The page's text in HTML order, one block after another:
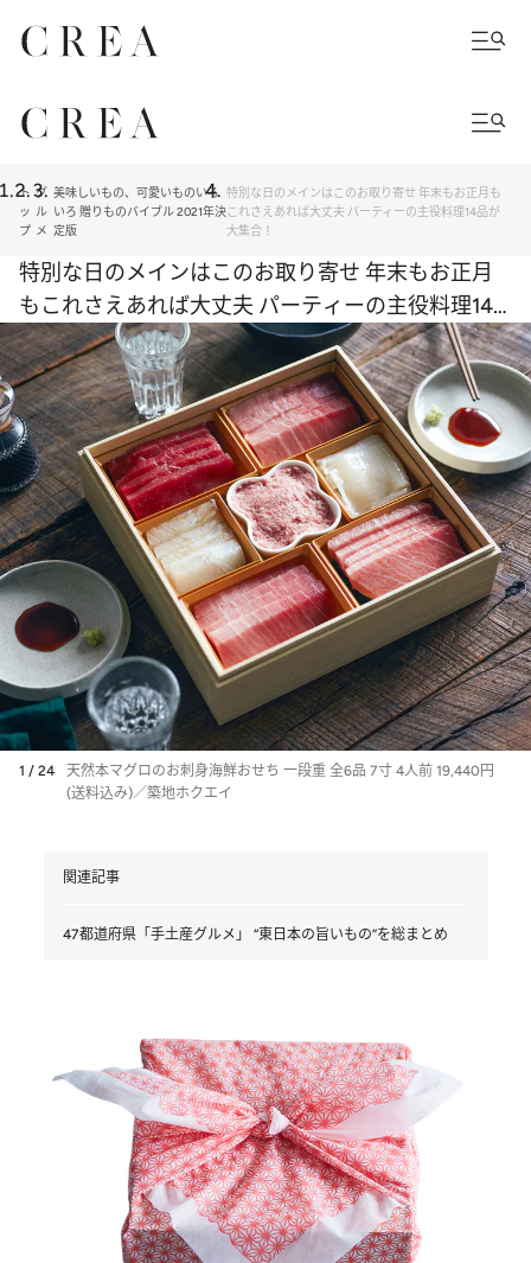
ト
ッ
プ
グ
ル
メ
美味しいもの、可愛いものいろ
いろ 贈りものバイブル 2021年決
定版
特別な日のメインはこのお取り寄せ 年末もお正月も
これさえあれば大丈夫 パーティーの主役料理14品が
大集合！
特別な日のメインはこのお取り寄せ 年末もお正月
もこれさえあれば大丈夫 パーティーの主役料理14
品が大集合！
1 / 24
天然本マグロのお刺身海鮮おせち 一段重 全6品 7寸 4人前 19,440円
(送料込み)／築地ホクエイ
関連記事
47都道府県「手土産グルメ」 “東日本の旨いもの”を総まとめ